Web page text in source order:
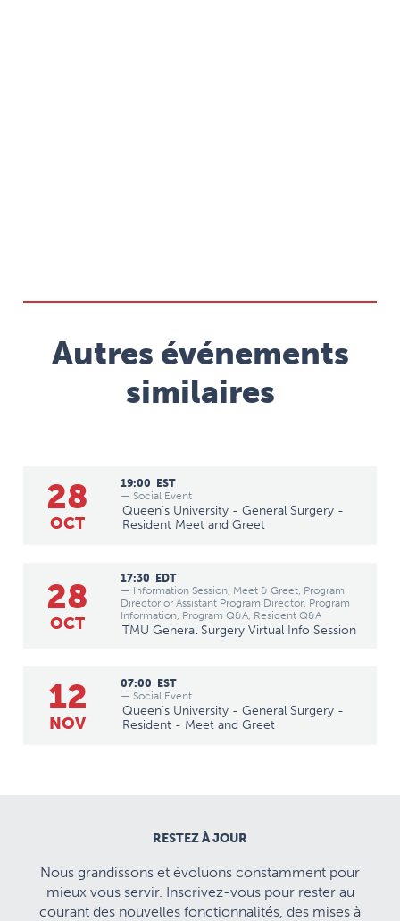
Autres événements
similaires
28
OCT
19:00 EST
— Social Event
Queen's University - General Surgery -
Resident Meet and Greet
28
OCT
17:30 EDT
— Information Session, Meet & Greet, Program
Director or Assistant Program Director, Program
Information, Program Q&A, Resident Q&A
TMU General Surgery Virtual Info Session
12
NOV
07:00 EST
— Social Event
Queen's University - General Surgery -
Resident - Meet and Greet
RESTEZ À JOUR
Nous grandissons et évoluons constamment pour
mieux vous servir. Inscrivez-vous pour rester au
courant des nouvelles fonctionnalités, des mises à